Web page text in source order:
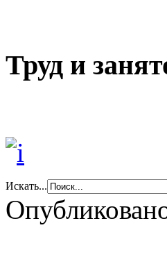
Труд и
Искать...